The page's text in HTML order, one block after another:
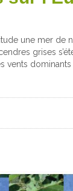
une mer de
grises
vents dominants